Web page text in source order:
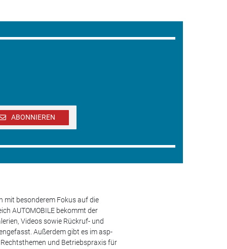
ABONNIEREN
mit besonderem Fokus auf die
AUTOMOBILE bekommt der
Videos sowie Rückruf- und
Außerdem gibt es im asp-
und Betriebspraxis für